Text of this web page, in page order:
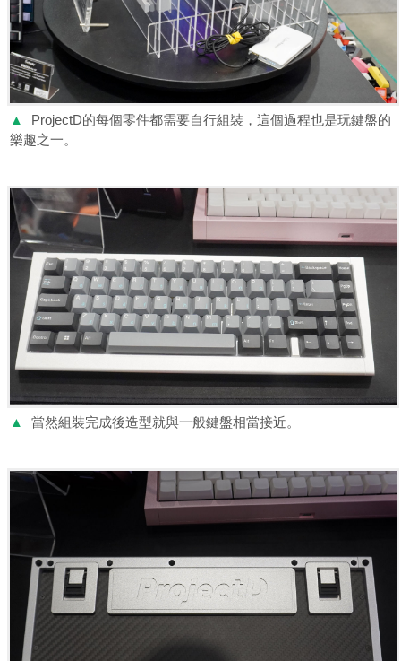
▲
ProjectD的每個零件都需要自行組裝，這個過程也是玩鍵盤的
樂趣之一。
▲ 當然組裝完成後造型就與一般鍵盤相當接近。